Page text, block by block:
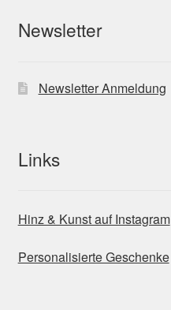
Newsletter
Newsletter Anmeldung
Links
Hinz & Kunst auf Instagram
Personalisierte Geschenke